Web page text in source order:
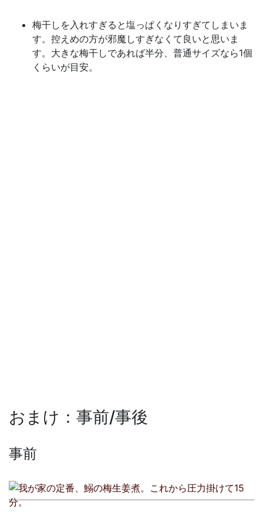
梅干しを入れすぎると塩っぱくなりすぎてしまいま
す。控えめの方が邪魔しすぎなくて良いと思いま
す。大きな梅干しであれば半分、普通サイズなら1個
くらいが目安。
おまけ：事前/事後
事前